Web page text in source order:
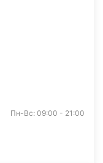
Пн-Вс: 09:00 - 21:00